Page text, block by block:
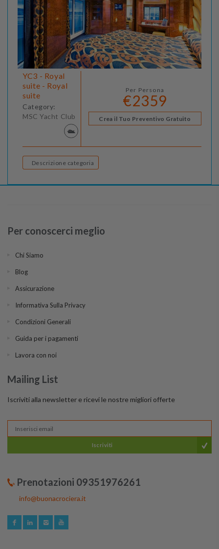
YC3 - Royal
suite - Royal
suite
Category:
MSC Yacht Club
Per Persona
€2359
Crea il Tuo Preventivo Gratuito
Descrizione categoria
Per conoscerci meglio
Chi Siamo
Blog
Assicurazione
Informativa Sulla Privacy
Condizioni Generali
Guida per i pagamenti
Lavora con noi
Mailing List
Iscriviti alla newsletter e ricevi le nostre migliori offerte
Iscriviti
Prenotazioni 09351976261
info@buonacrociera.it